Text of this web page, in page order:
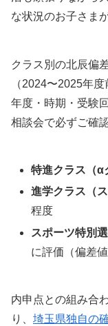
な状況のお子さま
クラス別の北辰偏
（2024〜2025年
年度・時期・受験
相談会で必ずご確
特進クラス（α
進学クラス（
程度
スポーツ特別
に評価（偏差
内申点との組み合
り、 埼玉県独自の